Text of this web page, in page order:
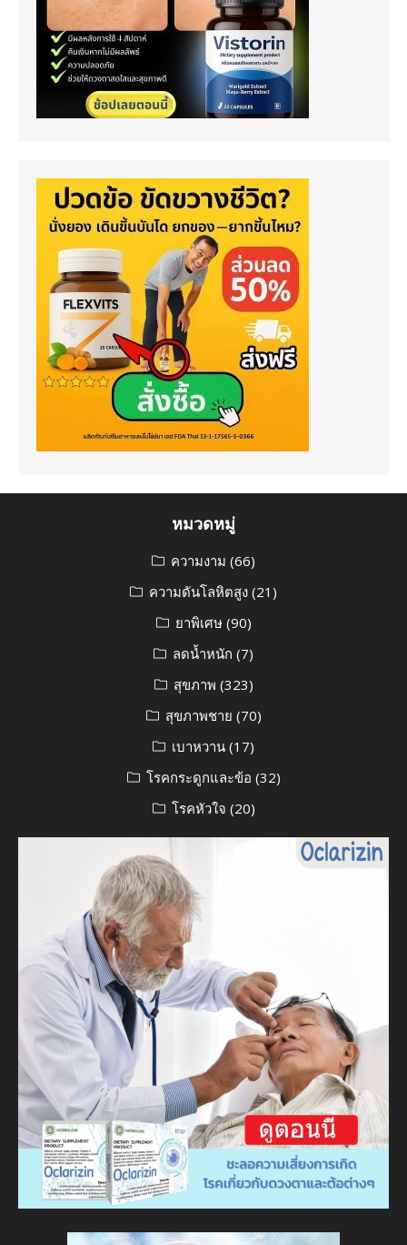
หมวดหมู่
ความงาม (66)
ความดันโลหิตสูง (21)
ยาพิเศษ(90)
ลดน้ำหนัก (7)
สุขภาพ (323)
สุขภาพชาย (70)
เบาหวาน (17)
โรคกระดูกและข้อ (32)
โรคหัวใจ (20)